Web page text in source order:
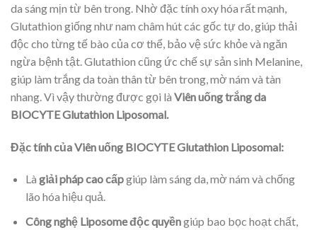
da sáng mịn từ bên trong. Nhờ đặc tính oxy hóa rất mạnh,
Glutathion giống như nam châm hút các gốc tự do, giúp thải
độc cho từng tế bào của cơ thể, bảo vệ sức khỏe và ngăn
ngừa bệnh tật. Glutathion cũng ức chế sự sản sinh Melanine,
giúp làm trắng da toàn thân từ bên trong, mờ nám và tàn
nhang. Vì vậy thường được gọi là Viên uống trắng da
BIOCYTE Glutathion Liposomal.
Đặc tính của Viên uống BIOCYTE Glutathion Liposomal:
Là giải pháp cao cấpgiúp làm sáng da, mờ nám và chống
lão hóa hiệu quả.
Công nghệ Liposome độc quyềngiúp bao bọc hoạt chất,